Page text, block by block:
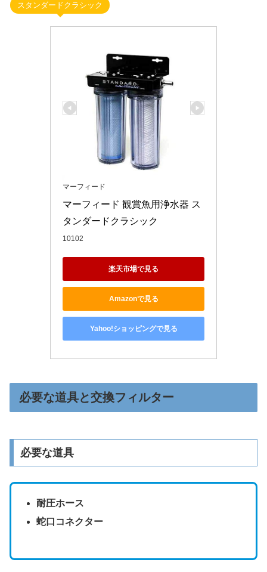
スタンダードクラシック
マーフィード
マーフィード 観賞魚用浄水器 ス
タンダードクラシック
10102
楽天市場で見る
Amazonで見る
Yahoo!ショッピングで見る
必要な道具と交換フィルター
必要な道具
耐圧ホース
蛇口コネクター